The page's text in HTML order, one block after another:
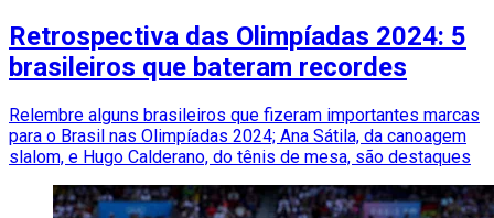
Retrospectiva das Olimpíadas 2024: 5
brasileiros que bateram recordes
Relembre alguns brasileiros que fizeram importantes marcas
para o Brasil nas Olimpíadas 2024; Ana Sátila, da canoagem
slalom, e Hugo Calderano, do tênis de mesa, são destaques